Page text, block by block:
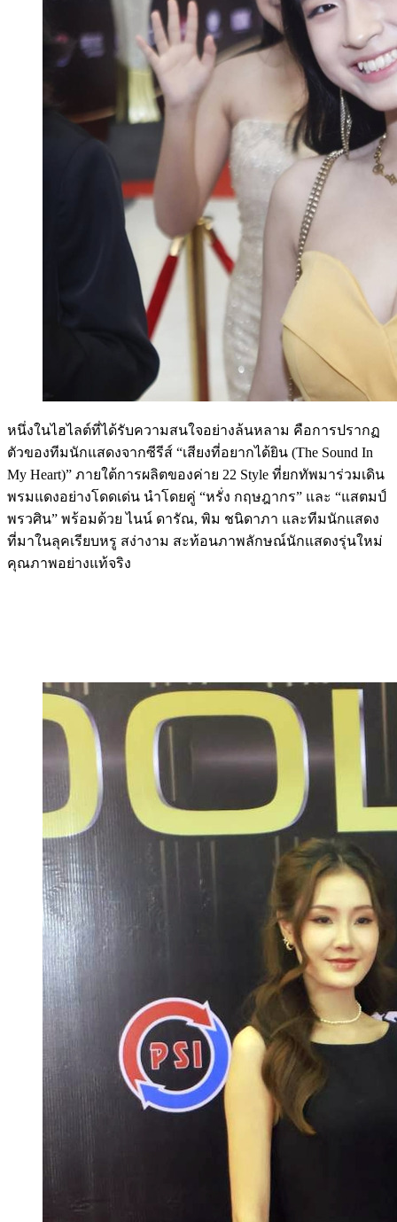
หนึ่งในไฮไลต์ที่ได้รับความสนใจอย่างล้นหลาม คือการปรากฏ
ตัวของทีมนักแสดงจากซีรีส์ “เสียงที่อยากได้ยิน (The Sound In
My Heart)” ภายใต้การผลิตของค่าย 22 Style ที่ยกทัพมาร่วมเดิน
พรมแดงอย่างโดดเด่น นำโดยคู่ “หรั่ง กฤษฎากร” และ “แสตมป์
พรวศิน” พร้อมด้วย ไนน์ ดารัณ, พิม ชนิดาภา และทีมนักแสดง
ที่มาในลุคเรียบหรู สง่างาม สะท้อนภาพลักษณ์นักแสดงรุ่นใหม่
คุณภาพอย่างแท้จริง